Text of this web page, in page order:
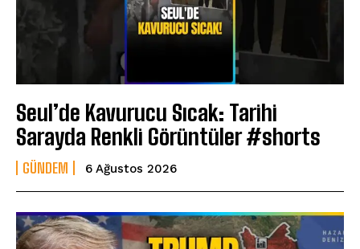
Seul’de Kavurucu Sıcak: Tarihi
Sarayda Renkli Görüntüler #shorts
GÜNDEM 6 Ağustos 2026